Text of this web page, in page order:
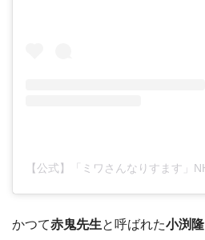
かつて赤鬼先生と呼ばれた小渕隆